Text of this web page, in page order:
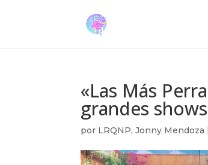
«Las Más
grandes shows
por LRQNP,Jonny Mendoza |